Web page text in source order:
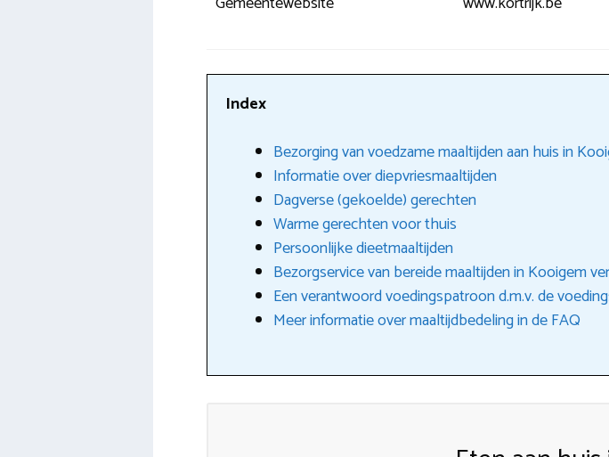
Index
Bezorging van voedzame maaltijden aan huis in
Informatie over diepvriesmaaltijden
Dagverse (gekoelde) gerechten
Warme gerechten voor thuis
Persoonlijke dieetmaaltijden
Bezorgservice van bereide maaltijden in Kooigem
Een verantwoord voedingspatroon d.m.v. de
Meer informatie over maaltijdbedeling in de FAQ